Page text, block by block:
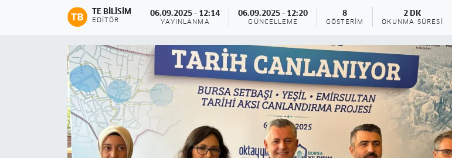
TE BILISIM
EDITÖR
06.09.2025 - 12:14
YAYINLANMA
06.09.2025 - 12:20
GÜNCELLEME
8
GÖSTERIM
2 DK
OKUNMA SÜRESI
Haber Arşivi